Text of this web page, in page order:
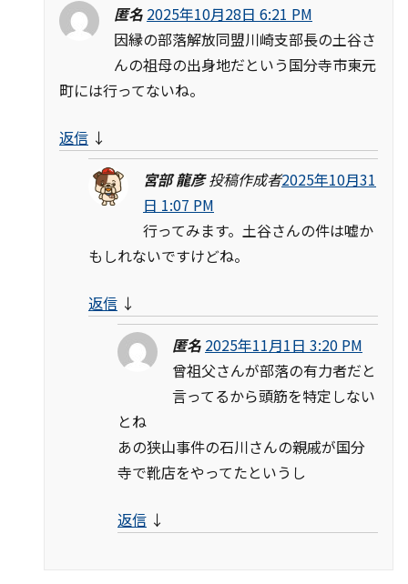
匿名 2025年10月28日 6:21 PM
因縁の部落解放同盟川崎支部長の土谷さ
んの祖母の出身地だという国分寺市東元
町には行ってないね。
返信 ↓
宮部 龍彦 投稿作成者2025年10月31
日 1:07 PM
行ってみます。土谷さんの件は嘘か
もしれないですけどね。
返信 ↓
匿名 2025年11月1日 3:20 PM
曾祖父さんが部落の有力者だと
言ってるから頭筋を特定しない
とね
あの狭山事件の石川さんの親戚が国分
寺で靴店をやってたというし
返信 ↓